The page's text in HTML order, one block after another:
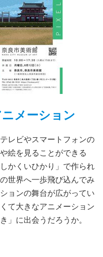
メーション
レビやスマートフォンの
絵を見ることができる
かくいひかり」で作られ
世界へ一歩飛び込んでみ
ョンの舞台が広がってい
て大きなアニメーション
」に出会うだろうか。